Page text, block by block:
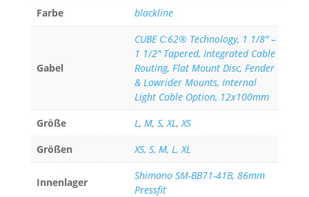
Farbe
blackline
Gabel
CUBE C:62® Technology, 1 1/8" –
1 1/2" Tapered, Integrated Cable
Routing, Flat Mount Disc, Fender
& Lowrider Mounts, Internal
Light Cable Option, 12x100mm
Größe
L, M, S,XL,XS
Größen
XS, S, M, L, XL
Innenlager
Shimano SM-BB71-41B, 86mm
Pressfit